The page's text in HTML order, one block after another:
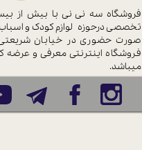
فروشگاه سه نی نی با بیش از
تخصصی درحوزه لوازم کودک و
صورت حضوری در خیابان
فروشگاه اینترنتی معرفی و عرضه
میباشد.